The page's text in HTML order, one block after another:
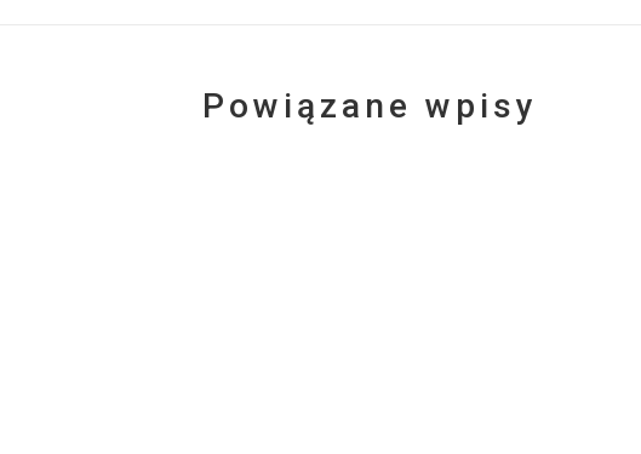
Powiązane wpisy